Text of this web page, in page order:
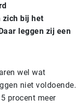
zich bij het
leggen zij een
wel wat
niet voldoende.
procent meer